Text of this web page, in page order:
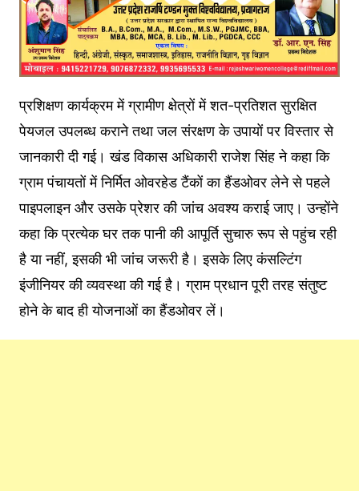
प्रशिक्षण कार्यक्रम में ग्रामीण क्षेत्रों में शत-प्रतिशत सुरक्षित
पेयजल उपलब्ध कराने तथा जल संरक्षण के उपायों पर विस्तार से
जानकारी दी गई। खंड विकास अधिकारी राजेश सिंह ने कहा कि
ग्राम पंचायतों में निर्मित ओवरहेड टैंकों का हैंडओवर लेने से पहले
पाइपलाइन और उसके प्रेशर की जांच अवश्य कराई जाए। उन्होंने
कहा कि प्रत्येक घर तक पानी की आपूर्ति सुचारु रूप से पहुंच रही
है या नहीं, इसकी भी जांच जरूरी है। इसके लिए कंसल्टिंग
इंजीनियर की व्यवस्था की गई है। ग्राम प्रधान पूरी तरह संतुष्ट
होने के बाद ही योजनाओं का हैंडओवर लें।